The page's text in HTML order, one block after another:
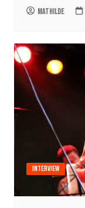
Mathilde
Interview